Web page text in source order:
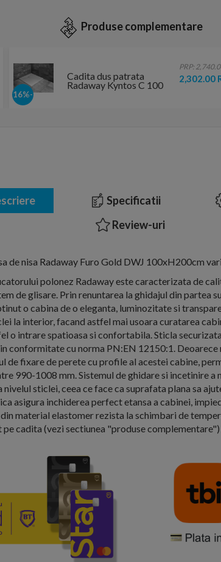
Produse complementare
-16%
Cadita dus patrata
Radaway Kyntos C 100
x 100 x H3 cm,
PRP:
2,302.00
Specificatii
Review-uri
de nisa Radaway Furo Gold DWJ 100xH200cm
polonez Radaway este caracterizata de
de glisare. Prin renuntarea la ghidajul din partea
o cabina de o eleganta, luminozitate si
la interior, facand astfel mai usoara curatarea
o intrare spatioasa si confortabila. Sticla
conformitate cu norma PN:EN 12150:1.
de fixare de perete cu profile al acestei cabine,
990-1008 mm. Sistemul de ghidare si incetinire a
sticlei, ceea ce face ca suprafata plana sa
asigura inchiderea perfect etansa a cabinei,
material elastomer rezista la schimbari de
cadita (vezi sectiunea "produse